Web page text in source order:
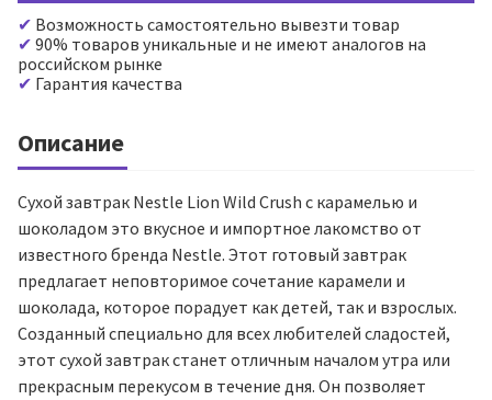
Возможность самостоятельно вывезти товар
90% товаров уникальные и не имеют аналогов на
российском рынке
Гарантия качества
Описание
Сухой завтрак Nestle Lion Wild Crush с карамелью и
шоколадом это вкусное и импортное лакомство от
известного бренда Nestle. Этот готовый завтрак
предлагает неповторимое сочетание карамели и
шоколада, которое порадует как детей, так и взрослых.
Созданный специально для всех любителей сладостей,
этот сухой завтрак станет отличным началом утра или
прекрасным перекусом в течение дня. Он позволяет